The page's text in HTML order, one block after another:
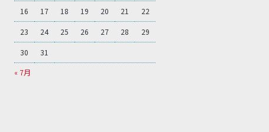
« 7月
16 17 18 19 20 21 22
23 24 25 26 27 28 29
30 31